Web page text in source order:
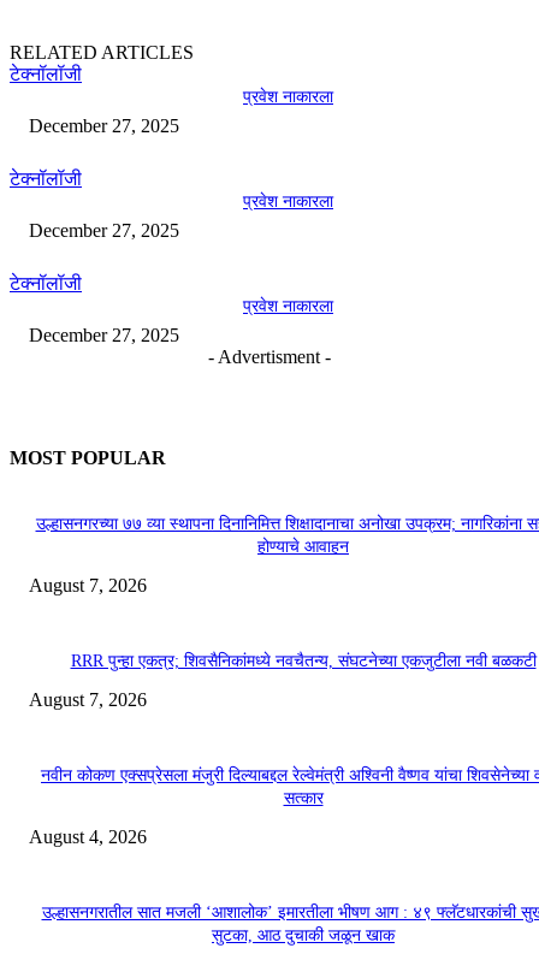
RELATED ARTICLES
टेक्नॉलॉजी
प्रवेश नाकारला
December 27, 2025
टेक्नॉलॉजी
प्रवेश नाकारला
December 27, 2025
टेक्नॉलॉजी
प्रवेश नाकारला
December 27, 2025
- Advertisment -
MOST POPULAR
उल्हासनगरच्या ७७ व्या स्थापना दिनानिमित्त शिक्षादानाचा अनोखा उपक्रम; नागरिकांना
होण्याचे आवाहन
August 7, 2026
RRR पुन्हा एकत्र; शिवसैनिकांमध्ये नवचैतन्य, संघटनेच्या एकजुटीला नवी बळकटी
August 7, 2026
नवीन कोकण एक्सप्रेसला मंजुरी दिल्याबद्दल रेल्वेमंत्री अश्विनी वैष्णव यांचा शिवसेनेच्या
सत्कार
August 4, 2026
उल्हासनगरातील सात मजली ‘आशालोक’ इमारतीला भीषण आग : ४९ फ्लॅटधारकांची
सुटका, आठ दुचाकी जळून खाक